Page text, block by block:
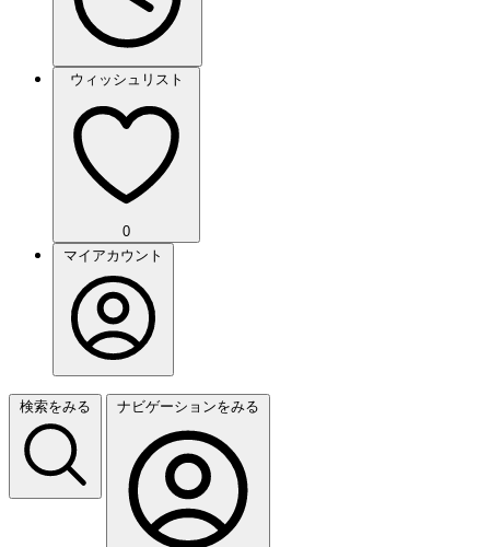
ウィッシュリスト
0
マイアカウント
検索をみる ナビゲーションをみる